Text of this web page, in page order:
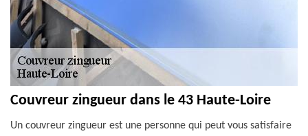
Couvreur zingueur dans le 43 Haute-Loire
Un couvreur zingueur est une personne qui peut vous satisfaire